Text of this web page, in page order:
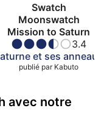
Swatch
Moonswatch
Mission to Saturn
3.4
et ses anneaux
publié par Kabuto
avec notre